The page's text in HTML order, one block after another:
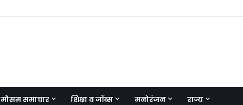
मौसम समाचार शिक्षा व जॉब्स मनोरंजन राज्य